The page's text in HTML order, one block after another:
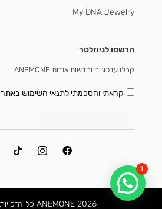
My DNA Jewelry
הרשמו לניוזלטר
קבלו עדכונים וחדשות אודות ANEMONE
קראתי והסכמתילתנאי השימוש באתר
2026 ANEMONE כל הזכויות שמורות ©
1